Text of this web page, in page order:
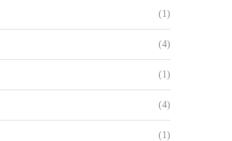
(1)
(4)
(1)
(4)
(1)